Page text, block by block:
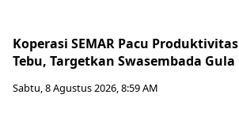
Koperasi SEMAR Pacu Produktivitas
Tebu, Targetkan Swasembada Gula
Sabtu, 8 Agustus 2026, 8:59 AM